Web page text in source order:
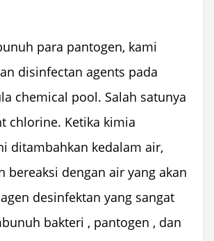
para pantogen, kami
disinfectan agents pada
chemical pool. Salah satunya
chlorine. Ketika kimia
ditambahkan kedalam air,
bereaksi dengan air yang akan
desinfektan yang sangat
bakteri , pantogen , dan